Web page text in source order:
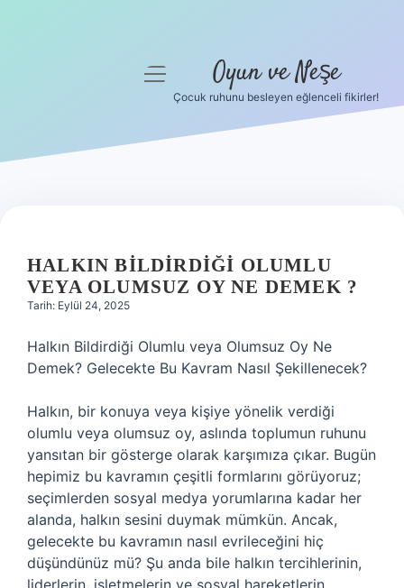
Hakkımızda
menüyü
Oyun ve Neşe
Çocuk ruhunu besleyen eğlenceli fikirler!
HALKIN BILDIRDIĞI OLUMLU
VEYA OLUMSUZ OY NE DEMEK ?
Tarih: Eylül 24, 2025
Halkın Bildirdiği Olumlu veya Olumsuz Oy Ne
Demek? Gelecekte Bu Kavram Nasıl Şekillenecek?
Halkın, bir konuya veya kişiye yönelik verdiği
olumlu veya olumsuz oy, aslında toplumun ruhunu
yansıtan bir gösterge olarak karşımıza çıkar. Bugün
hepimiz bu kavramın çeşitli formlarını görüyoruz;
seçimlerden sosyal medya yorumlarına kadar her
alanda, halkın sesini duymak mümkün. Ancak,
gelecekte bu kavramın nasıl evrileceğini hiç
düşündünüz mü? Şu anda bile halkın tercihlerinin,
liderlerin, işletmelerin ve sosyal hareketlerin